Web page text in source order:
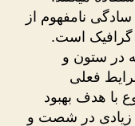
نامفهوم از
گرافیک است.
در ستون و
فعلی
با هدف بهبود
زیادی در شصت و